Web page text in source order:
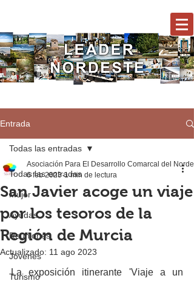
Entrada
Todas las entradas
Mujer
Ayudas
Reuniones
Jóvenes
Turismo
Todas las entradas
San Javier acoge un viaje
por los tesoros de la
Región de Murcia
Asociación Para El Desarrollo Comarcal del
6 feb 2023 1 min de lectura
Actualizado: 11 ago 2023
La exposición itinerante 'Viaje a un